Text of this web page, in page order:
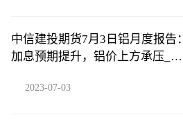
中信建投期货7月3日铝月度报告：
加息预期提升，铝价上方承压_今
2023-07-03